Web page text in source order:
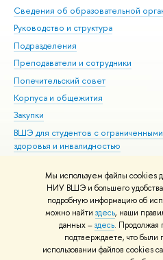
Мы используем файлы cookies
НИУ ВШЭ и большего удобства
подробную информацию об
можно найти здесь, наши
данных –здесь. Продолжая
подтверждаете, что были
использовании файлов
Сведения об образовательной
Руководство и структура
Подразделения
Преподаватели и сотрудники
Попечительский совет
Корпуса и общежития
Закупки
ВШЭ для студентов с
здоровья и инвалидностью
Единая платежная страница
© НИУ ВШЭ 1993–2026 Адреса и